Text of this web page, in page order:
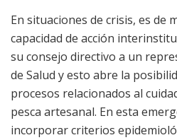
En situaciones de crisis, es de
capacidad de acción
su consejo directivo a un
de Salud y esto abre la
procesos relacionados al
pesca artesanal. En esta
incorporar criterios